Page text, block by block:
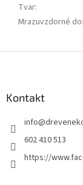
Tvar:
Mrazuvzdorné do:
Kontakt
info@
602 410 513
https://